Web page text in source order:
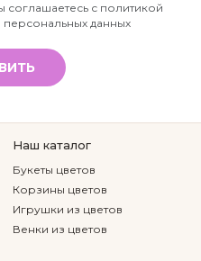
соглашаетесь с политикой
данных
Наш каталог
Букеты цветов
Корзины цветов
Игрушки из цветов
Венки из цветов